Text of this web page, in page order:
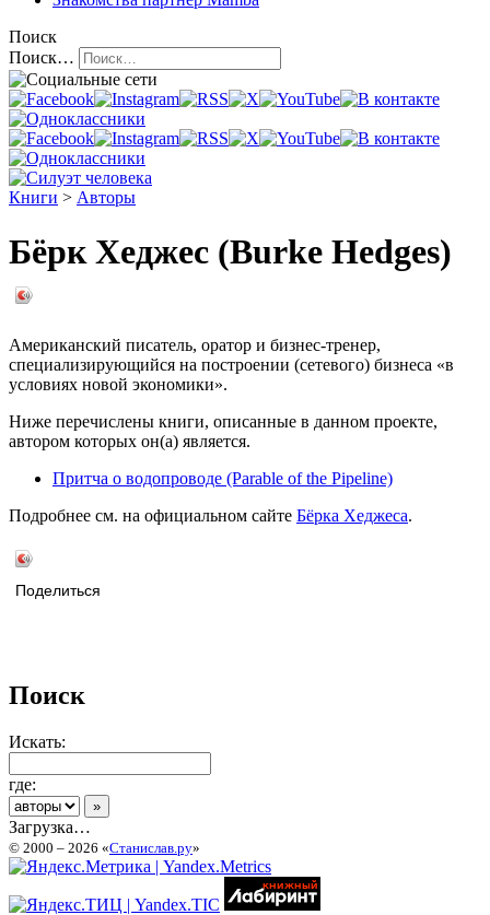
Поиск
Поиск…
Книги > Авторы
Бёрк Хеджес (Burke Hedges)
Американский писатель, оратор и бизнес-тренер,
специализирующийся на построении (сетевого) бизнеса «в
условиях новой экономики».
Ниже перечислены книги, описанные в данном проекте,
автором которых он(а) является.
Притча о водопроводе (Parable of the Pipeline)
Подробнее см. на официальном сайте Бёрка Хеджеса.
Поделиться
Поиск
Искать:
где:
Загрузка…
© 2000 – 2026 «Станислав.ру»